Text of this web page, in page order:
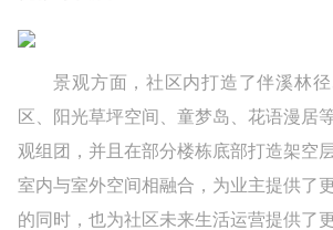
景观方面，社区内打造了伴溪林径
区、阳光草坪空间、童梦岛、花语漫居
观组团，并且在部分楼栋底部打造架空
室内与室外空间相融合，为业主提供了
的同时，也为社区未来生活运营提供了